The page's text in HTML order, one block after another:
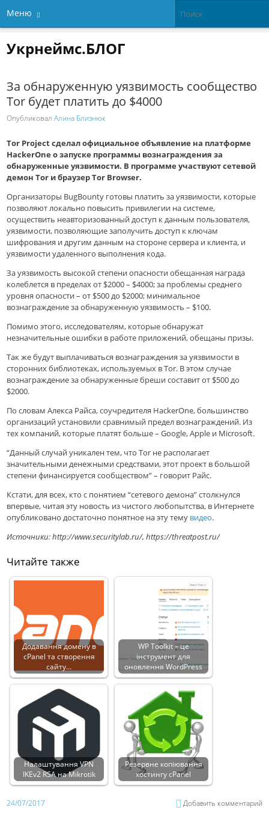
Меню
Укрнеймс.БЛОГ
За обнаруженную уязвимость сообщество
Tor будет платить до $4000
ОпубликовалАлина Близнюк
Tor Project сделал официальное объявление на платформе
HackerOne о запуске программы вознаграждения за
обнаруженные уязвимости. В программе участвуют сетевой
демон Tor и браузер Tor Browser.
Организаторы BugBounty готовы платить за уязвимости, которые
позволяют локально повысить привилегии на системе,
осуществить неавторизованный доступ к данным пользователя,
уязвимости, позволяющие заполучить доступ к ключам
шифрования и другим данным на стороне сервера и клиента, и
уязвимости удаленного выполнения кода.
За уязвимость высокой степени опасности обещанная награда
колеблется в пределах от $2000 – $4000; за проблемы среднего
уровня опасности – от $500 до $2000; минимальное
вознаграждение за обнаруженную уязвимость – $100.
Помимо этого, исследователям, которые обнаружат
незначительные ошибки в работе приложений, обещаны призы.
Так же будут выплачиваться вознаграждения за уязвимости в
сторонних библиотеках, используемых в Tor. В этом случае
вознаграждение за обнаруженные бреши составит от $500 до
$2000.
По словам Алекса Райса, соучредителя HackerOne, большинство
организаций установили сравнимый предел вознаграждений. Из
тех компаний, которые платят больше – Google, Apple и Microsoft.
“Данный случай уникален тем, что Tor не располагает
значительными денежными средствами, этот проект в большой
степени финансируется сообществом” – говорит Райс.
Кстати, для всех, кто с понятием “сетевого демона” столкнулся
впервые, читая эту новость из чистого любопытства, в Интернете
опубликовано достаточно понятное на эту тему видео.
Источники: http://www.securitylab.ru/, https://threatpost.ru/
Читайте также
Додавання домену в
cPanel та створення
сайту…
WP Toolkit – це
інструмент для
оновлення WordPress
Налаштування VPN
IKEv2 RSA на Mikrotik
Резервне копіювання
хостингу cPanel
24/07/2017 Добавить комментарий